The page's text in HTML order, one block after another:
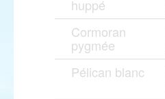
huppé
Cormoran
pygmée
Pélican blanc